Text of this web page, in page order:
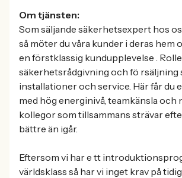
Om tjänsten:
Som säljande säkerhetsexpert hos
så möter du våra kunder i deras hem
en förstklassig kundupplevelse .
säkerhetsrådgivning och fö rsäljning
installationer och service. Här får du
med hög energinivå, teamkänsla och
kollegor som tillsammans strävar
bättre än igår.
Eftersom vi har e tt
världsklass så har vi inget krav på